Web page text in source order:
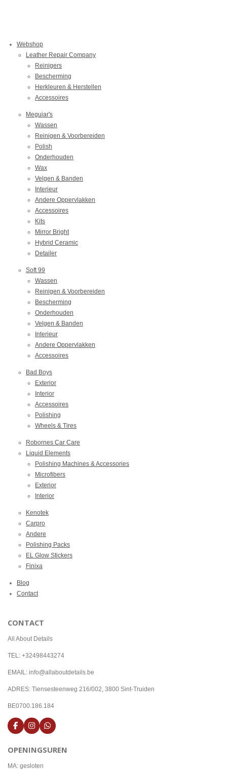
Webshop
Leather Repair Company
Reinigers
Bescherming
Herkleuren & Herstellen
Accessoires
Meguiar's
Wassen
Reinigen & Voorbereiden
Polish
Onderhouden
Wax
Velgen & Banden
Interieur
Andere Oppervlakken
Accessoires
Kits
Mirror Bright
Hybrid Ceramic
Detailer
Soft 99
Wassen
Reinigen & Voorbereiden
Bescherming
Onderhouden
Velgen & Banden
Interieur
Andere Oppervlakken
Accessoires
Bad Boys
Exterior
Interior
Accessoires
Polishing
Wheels & Tires
Robornes Car Care
Liquid Elements
Polishing Machines & Accessories
Microfibers
Exterior
Interior
Kenotek
Carpro
Andere
Polishing Packs
EL Glow Stickers
Finixa
Blog
Contact
CONTACT
All About Details
TEL: +32498443274
EMAIL: info@allaboutdetails.be
ADRES: Tiensesteenweg 216/002, 3800 Sint-Truiden
BE0700.186.184
F
a
e
o
I
n
t
g
W
h
t
OPENINGSUREN
MA: gesloten